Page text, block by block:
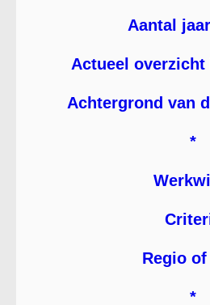
Aantal
Actueel
Achtergrond van
*
Regio of
*